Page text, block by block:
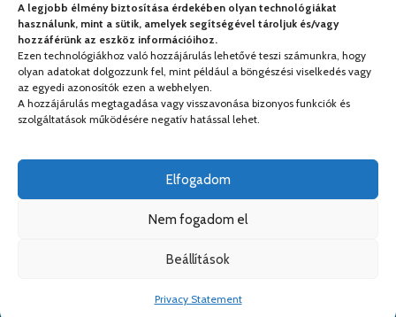
A legjobb élmény biztosítása érdekében olyan technológiákat
használunk, mint a sütik, amelyek segítségével tároljuk és/vagy
hozzáférünk az eszköz információihoz.
Ezen technológiákhoz való hozzájárulás lehetővé teszi számunkra, hogy
olyan adatokat dolgozzunk fel, mint például a böngészési viselkedés vagy
az egyedi azonosítók ezen a webhelyen.
A hozzájárulás megtagadása vagy visszavonása bizonyos funkciók és
szolgáltatások működésére negatív hatással lehet.
Elfogadom
Nem fogadom el
Beállítások
Privacy Statement
Médiapartnereink: